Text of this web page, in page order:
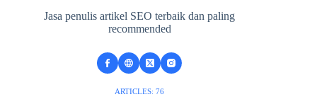
Jasa penulis artikel SEO terbaik dan paling
recommended
ARTICLES: 76